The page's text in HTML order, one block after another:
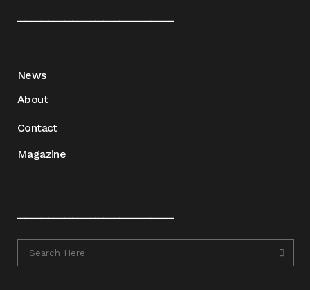
News
About
Contact
Magazine